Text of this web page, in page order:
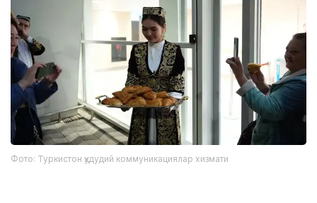
Фото: Туркистон ҳудудий коммуникациялар хизмати